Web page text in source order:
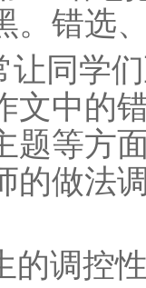
。错选
同学们
文中的
题等方
的做法
调控